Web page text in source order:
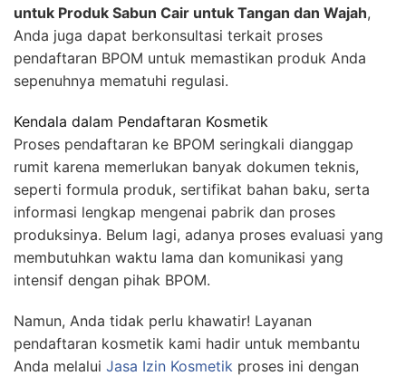
untuk Produk Sabun Cair untuk Tangan dan Wajah,
Anda juga dapat berkonsultasi terkait proses
pendaftaran BPOM untuk memastikan produk Anda
sepenuhnya mematuhi regulasi.
Kendala dalam Pendaftaran Kosmetik
Proses pendaftaran ke BPOM seringkali dianggap
rumit karena memerlukan banyak dokumen teknis,
seperti formula produk, sertifikat bahan baku, serta
informasi lengkap mengenai pabrik dan proses
produksinya. Belum lagi, adanya proses evaluasi yang
membutuhkan waktu lama dan komunikasi yang
intensif dengan pihak BPOM.
Namun, Anda tidak perlu khawatir! Layanan
pendaftaran kosmetik kami hadir untuk membantu
Anda melalui Jasa Izin Kosmetik proses ini dengan